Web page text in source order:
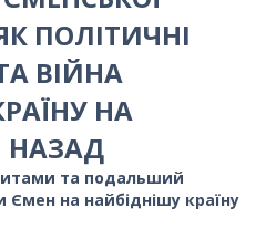
ПОЛІТИЧНІ
ВІЙНА
НА
НАЗАД
та подальший
Ємен на найбіднішу країну